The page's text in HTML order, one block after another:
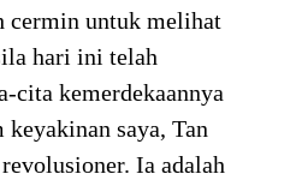
cermin untuk melihat
hari ini telah
cita kemerdekaannya
keyakinan saya, Tan
Ia adalah